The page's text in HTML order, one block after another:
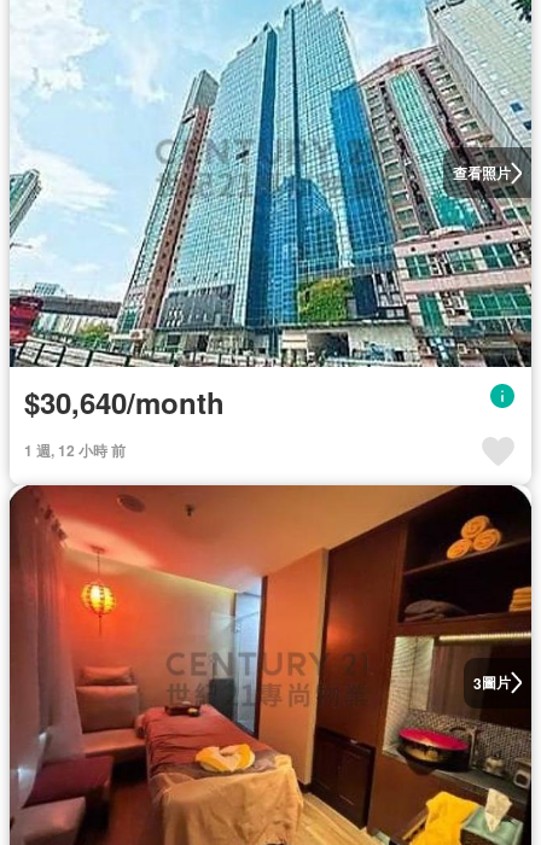
查看照片
$30,640/month
1 週, 12 小時 前
3圖片